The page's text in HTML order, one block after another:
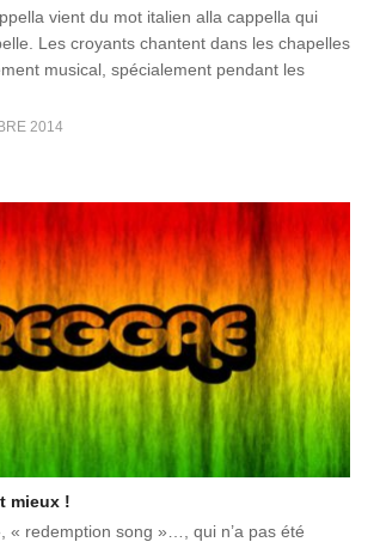
vient du mot italien alla cappella qui
Les croyants chantent dans les chapelles
musical, spécialement pendant les
2014
mieux !
« redemption song »…, qui n’a pas été